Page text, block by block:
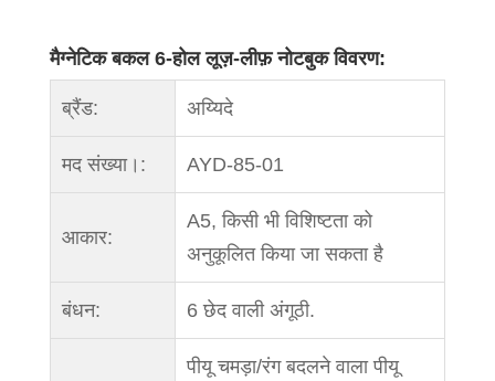
मैग्नेटिक बकल 6-होल लूज़-लीफ़ नोटबुक विवरण:
ब्रैंड: अय्यिदे
मद संख्या।: AYD-85-01
आकार:
A5, किसी भी विशिष्टता को
अनुकूलित किया जा सकता है
बंधन: 6 छेद वाली अंगूठी.
पीयू चमड़ा/रंग बदलने वाला पीयू